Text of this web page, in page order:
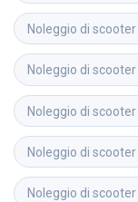
Noleggio di scooter
Noleggio di scooter
Noleggio di scooter
Noleggio di scooter
Noleggio di scooter